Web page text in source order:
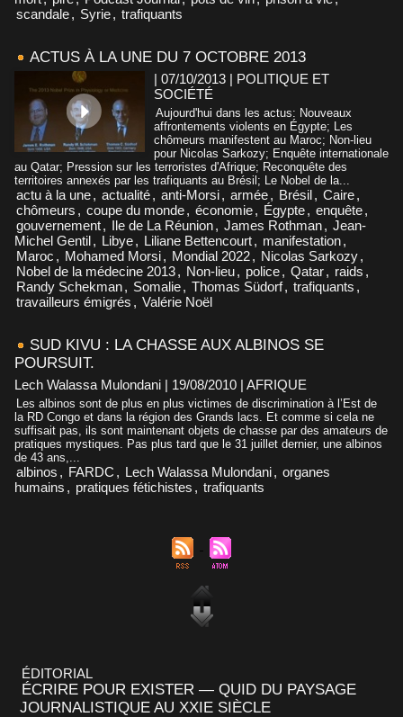
scandale, Syrie, trafiquants
ACTUS À LA UNE DU 7 OCTOBRE 2013
| 07/10/2013 | POLITIQUE ET
SOCIÉTÉ
Aujourd'hui dans les actus: Nouveaux
affrontements violents en Égypte; Les
chômeurs manifestent au Maroc; Non-lieu
pour Nicolas Sarkozy; Enquête internationale
au Qatar; Pression sur les terroristes d'Afrique; Reconquête des
territoires annexés par les trafiquants au Brésil; Le Nobel de la...
actu à la une, actualité, anti-Morsi, armée, Brésil, Caire,
chômeurs , coupe du monde, économie, Égypte, enquête,
gouvernement, Ile de La Réunion, James Rothman, Jean-
Michel Gentil, Libye, Liliane Bettencourt, manifestation,
Maroc , Mohamed Morsi, Mondial 2022, Nicolas Sarkozy,
Nobel de la médecine 2013, Non-lieu, police, Qatar, raids ,
Randy Schekman, Somalie, Thomas Südorf, trafiquants ,
travailleurs émigrés , Valérie Noël
SUD KIVU : LA CHASSE AUX ALBINOS SE
POURSUIT.
Lech Walassa Mulondani | 19/08/2010 | AFRIQUE
Les albinos sont de plus en plus victimes de discrimination à l’Est de
la RD Congo et dans la région des Grands lacs. Et comme si cela ne
suffisait pas, ils sont maintenant objets de chasse par des amateurs de
pratiques mystiques. Pas plus tard que le 31 juillet dernier, une albinos
de 43 ans,...
albinos , FARDC , Lech Walassa Mulondani, organes
humains , pratiques fétichistes , trafiquants
ÉDITORIAL
ÉCRIRE POUR EXISTER — QUID DU PAYSAGE
JOURNALISTIQUE AU XXIE SIÈCLE